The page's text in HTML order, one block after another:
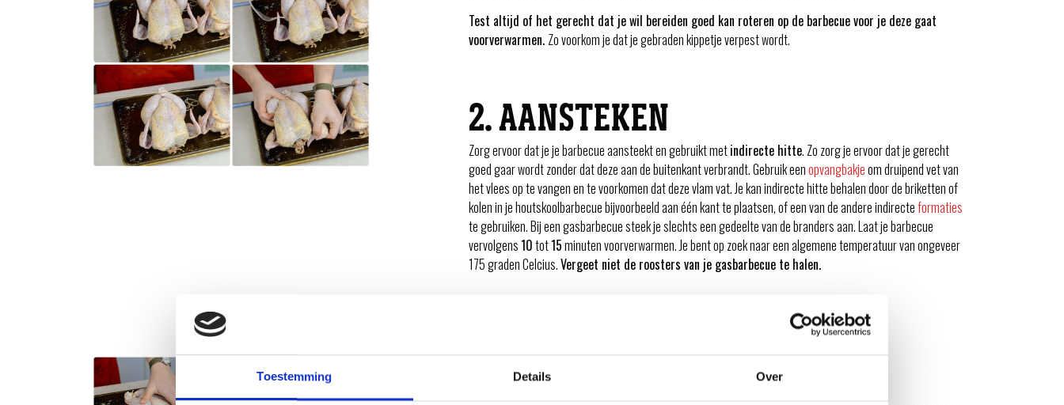
Toestemming Details Over
Test altijd of het gerecht dat je wil bereiden goed kan roteren op de barbecue voor je deze gaat
voorverwarmen. Zo voorkom je dat je gebraden kippetje verpest wordt.
2. AANSTEKEN
Zorg ervoor dat je je barbecue aansteekt en gebruikt metindirecte hitte. Zo zorg je ervoor dat je gerecht
goed gaar wordt zonder dat deze aan de buitenkant verbrandt. Gebruik eenopvangbakjeom druipend vet van
het vlees op te vangen en te voorkomen dat deze vlam vat. Je kan indirecte hitte behalen door de briketten of
kolen in je houtskoolbarbecue bijvoorbeeld aan één kant te plaatsen, of een van de andere indirecteformaties
te gebruiken. Bij een gasbarbecue steek je slechts een gedeelte van de branders aan. Laat je barbecue
vervolgens10tot15minuten voorverwarmen. Je bent op zoek naar een algemene temperatuur van ongeveer
175 graden Celcius.Vergeet niet de roosters van je gasbarbecue te halen.
3. BRADEN